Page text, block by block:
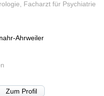
Facharzt für Psychiatrie
Ahrweiler
Zum Profil